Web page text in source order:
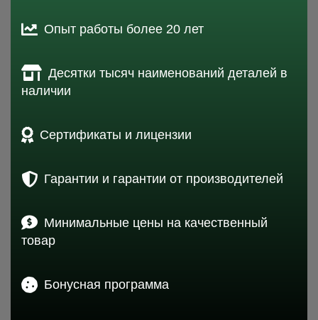
Опыт работы более 20 лет
Десятки тысяч наименований деталей в
наличии
Сертификаты и лицензии
Гарантии и гарантии от производителей
Минимальные цены на качественный
товар
Бонусная программа